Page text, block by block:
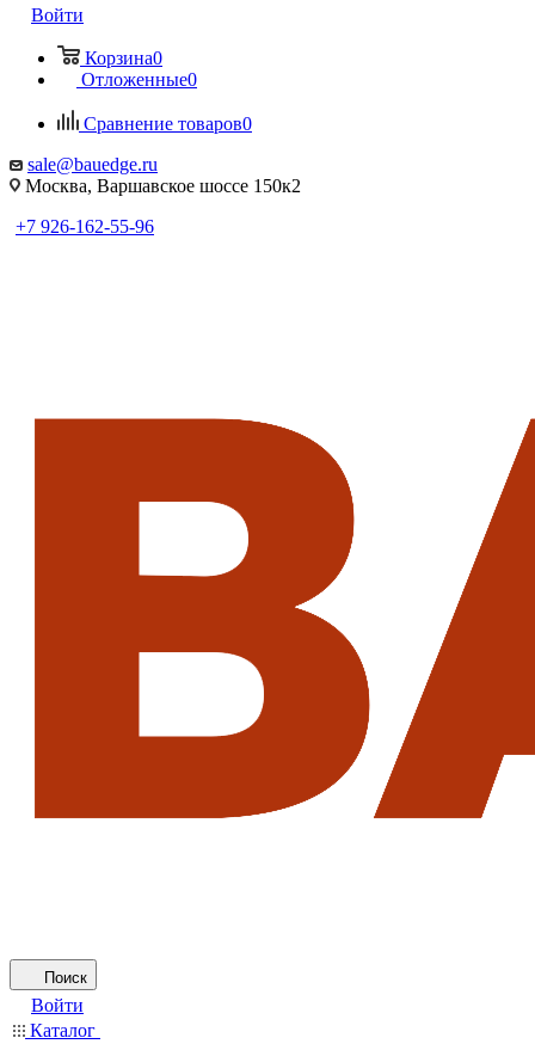
Войти
Корзина0
Отложенные0
Сравнение товаров0
sale@bauedge.ru
Москва, Варшавское шоссе 150к2
+7 926-162-55-96
Поиск
Войти
Каталог